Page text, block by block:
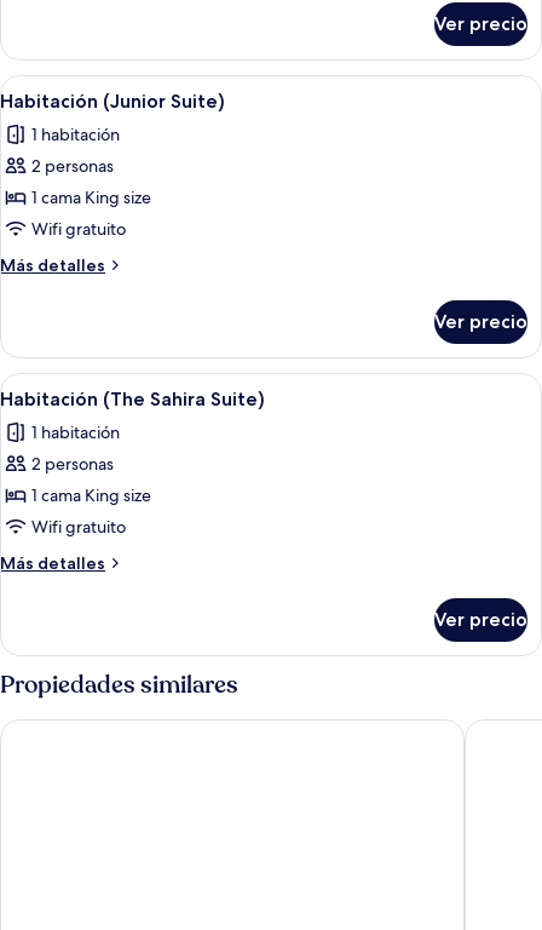
triple
Deluxe
Ver precio
Abrir
todas
las
fotos
de
Habitación
(Junior
Suite)
Ropa de cama de alta calidad y caja
1
Habitación (Junior Suite)
1 habitación
2 personas
1 cama King size
Wifi gratuito
Más detalles
Más
(Junior
Suite)
Ver precio
Abrir
todas
las
fotos
de
Habitación
(The
Sahira
Ropa de cama de alta calidad y caja
1
Habitación (The Sahira Suite)
1 habitación
2 personas
1 cama King size
Wifi gratuito
Más detalles
Más
(The
Sahira
Suite)
Ver precio
Propiedades similares
Bigland Bogor Hotel Powered by Archipelago Swiss-